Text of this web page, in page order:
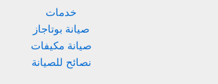
خدمات
صيانة بوتاجاز
صيانة مكيفات
نصائح للصيانة